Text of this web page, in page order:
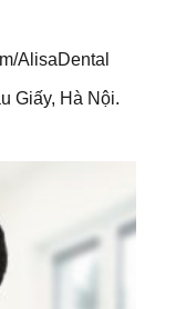
AlisaDental
Giấy, Hà Nội.